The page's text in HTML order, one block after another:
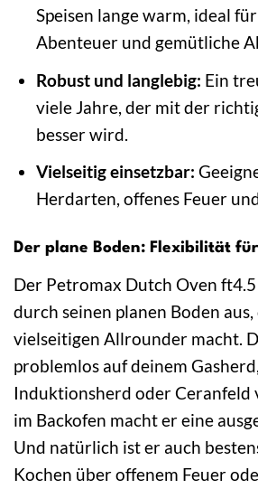
Speisen lange warm, ideal
Abenteuer und gemütliche
Robust und langlebig: Ein
viele Jahre, der mit der
besser wird.
Vielseitig einsetzbar:
Herdarten, offenes Feuer
Der plane Boden: Flexibilität
Der Petromax Dutch Oven
durch seinen planen Boden
vielseitigen Allrounder macht.
problemlos auf deinem
Induktionsherd oder Ceranfeld
im Backofen macht er eine
Und natürlich ist er auch
Kochen über offenem Feuer